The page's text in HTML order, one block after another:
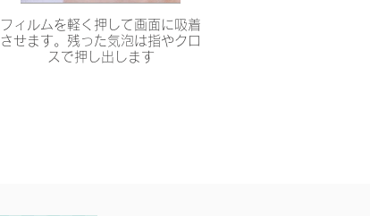
フィルムを軽く押して画面に吸着
させます。残った気泡は指やクロ
スで押し出します